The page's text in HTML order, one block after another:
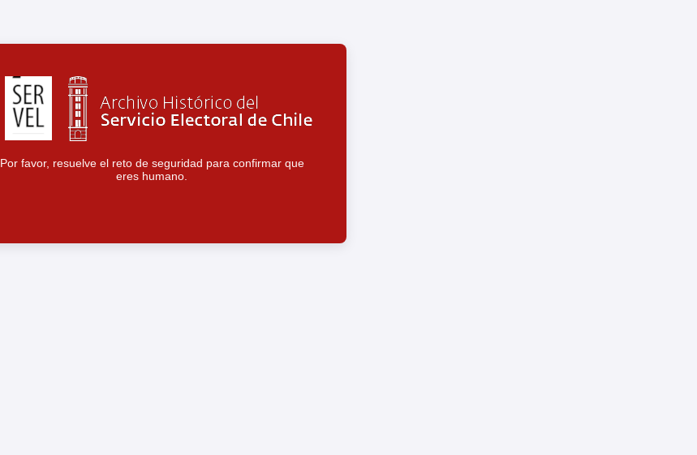
Por favor, resuelve el reto de seguridad para confirmar que
eres humano.